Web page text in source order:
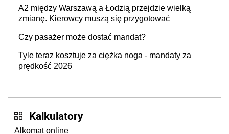
A2 między Warszawą a Łodzią przejdzie wielką
zmianę. Kierowcy muszą się przygotować
Czy pasażer może dostać mandat?
Tyle teraz kosztuje za ciężka noga - mandaty za
prędkość 2026
Kalkulatory
Alkomat online